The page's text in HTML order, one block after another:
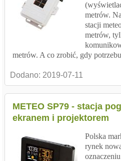
metrów.
stacji
metrów,
metrów. A co zrobić, gdy
Dodano: 2019-07-11
METEO SP79 - stacja
ekranem i projektorem
Polska
rynek